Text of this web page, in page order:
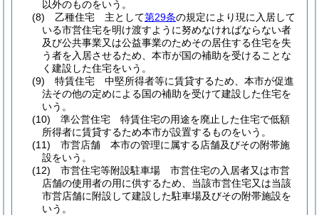
以外のものをいう。
(8)
乙種住宅 主として第29条の規定により現に入居して
いる市営住宅を明け渡すように努めなければならない者
及び公共事業又は公益事業のためその居住する住宅を失
う者を入居させるため、本市が国の補助を受けることな
く建設した住宅をいう。
(9)
特賃住宅 中堅所得者等に賃貸するため、本市が促進
法その他の定めによる国の補助を受けて建設した住宅を
いう。
(10)
準公営住宅 特賃住宅の用途を廃止した住宅で低額
所得者に賃貸するため本市が設置するものをいう。
(11)
市営店舗 本市の管理に属する店舗及びその附帯施
設をいう。
(12)
市営住宅等附設駐車場 市営住宅の入居者又は市営
店舗の使用者の用に供するため、当該市営住宅又は当該
市営店舗に附設して建設した駐車場及びその附帯施設を
いう。